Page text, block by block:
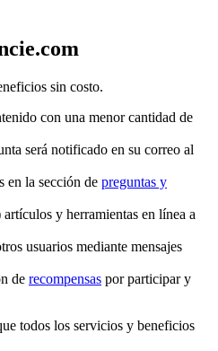
sin costo.
con una menor cantidad de
será notificado en su correo al
en la sección de preguntas y
y herramientas en línea a
usuarios mediante mensajes
de recompensas por participar y
todos los servicios y beneficios